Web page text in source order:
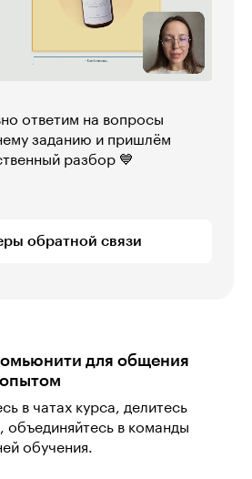
ответим на вопросы
заданию и пришлём
разбор 💙
обратной связи
для общения
в чатах курса, делитесь
объединяйтесь в команды
обучения.